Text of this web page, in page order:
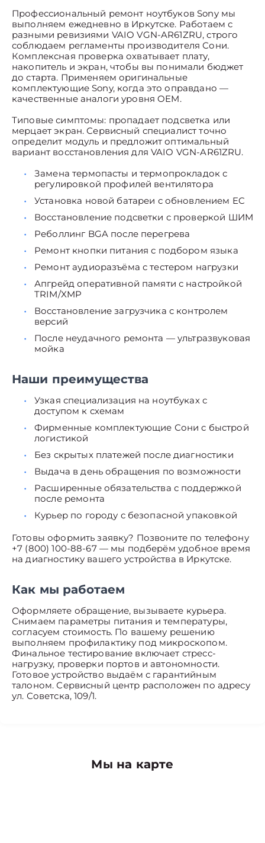
Профессиональный ремонт ноутбуков Sony мы
выполняем ежедневно в Иркутске. Работаем с
разными ревизиями VAIO VGN-AR61ZRU, строго
соблюдаем регламенты производителя Сони.
Комплексная проверка охватывает плату,
накопитель и экран, чтобы вы понимали бюджет
до старта. Применяем оригинальные
комплектующие Sony, когда это оправдано —
качественные аналоги уровня OEM.
Типовые симптомы: пропадает подсветка или
мерцает экран. Сервисный специалист точно
определит модуль и предложит оптимальный
вариант восстановления для VAIO VGN-AR61ZRU.
Замена термопасты и термопрокладок с
регулировкой профилей вентилятора
Установка новой батареи с обновлением EC
Восстановление подсветки с проверкой ШИМ
Реболлинг BGA после перегрева
Ремонт кнопки питания с подбором языка
Ремонт аудиоразъёма с тестером нагрузки
Апгрейд оперативной памяти с настройкой
TRIM/XMP
Восстановление загрузчика с контролем
версий
После неудачного ремонта — ультразвуковая
мойка
Наши преимущества
Узкая специализация на ноутбуках с
доступом к схемам
Фирменные комплектующие Сони с быстрой
логистикой
Без скрытых платежей после диагностики
Выдача в день обращения по возможности
Расширенные обязательства с поддержкой
после ремонта
Курьер по городу с безопасной упаковкой
Готовы оформить заявку? Позвоните по телефону
+7 (800) 100-88-67 — мы подберём удобное время
на диагностику вашего устройства в Иркутске.
Как мы работаем
Оформляете обращение, вызываете курьера.
Снимаем параметры питания и температуры,
согласуем стоимость. По вашему решению
выполняем профилактику под микроскопом.
Финальное тестирование включает стресс-
нагрузку, проверки портов и автономности.
Готовое устройство выдаём с гарантийным
талоном. Сервисный центр расположен по адресу
ул. Советска, 109/1.
Мы на карте